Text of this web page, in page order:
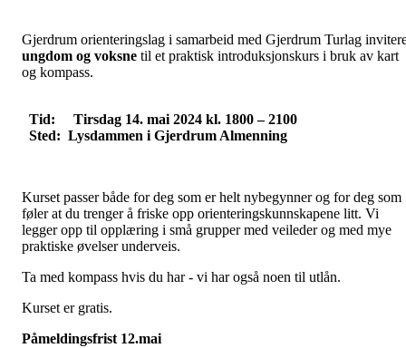
Gjerdrum orienteringslag i samarbeid med Gjerdrum Turlag
ungdom og voksne til et praktisk introduksjonskurs i bruk av kart
og kompass.
Tid: Tirsdag 14. mai 2024 kl. 1800 – 2100
Sted: Lysdammen i Gjerdrum Almenning
Kurset passer både for deg som er helt nybegynner og for deg som
føler at du trenger å friske opp orienteringskunnskapene litt. Vi
legger opp til opplæring i små grupper med veileder og med mye
praktiske øvelser underveis.
Ta med kompass hvis du har - vi har også noen til utlån.
Kurset er gratis.
Påmeldingsfrist 12.mai